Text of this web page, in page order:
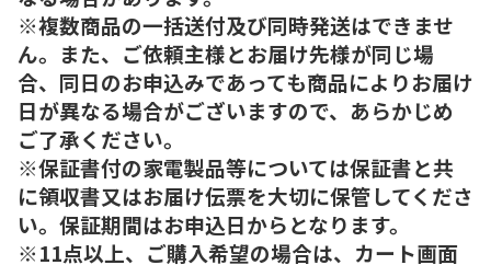
※複数商品の一括送付及び同時発送はできませ
ん。また、ご依頼主様とお届け先様が同じ場
合、同日のお申込みであっても商品によりお届け
日が異なる場合がございますので、あらかじめ
ご了承ください。
※保証書付の家電製品等については保証書と共
に領収書又はお届け伝票を大切に保管してくださ
い。保証期間はお申込日からとなります。
※11点以上、ご購入希望の場合は、カート画面